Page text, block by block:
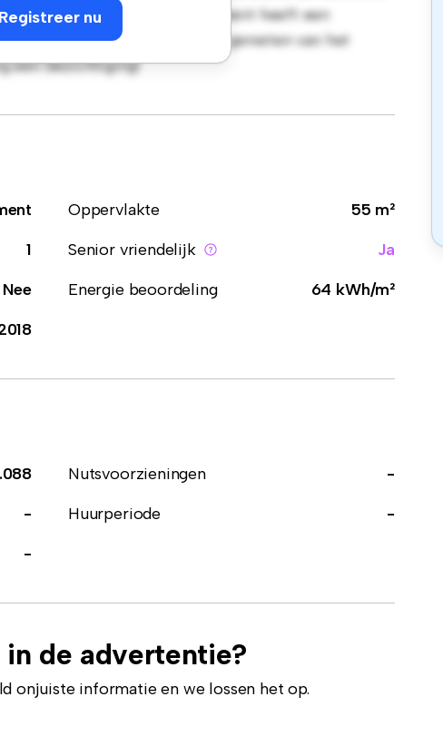
Registreer nu
van de stad. Dit appartement heeft een
kans om extra te genieten van het
een bezichtiging!
Oppervlakte
55 m²
1 Senior vriendelijk
Ja
Nee Energie beoordeling
64 kWh/m²
Nutsvoorzieningen
-
- Huurperiode
-
-
de advertentie?
onjuiste informatie en we lossen het op.